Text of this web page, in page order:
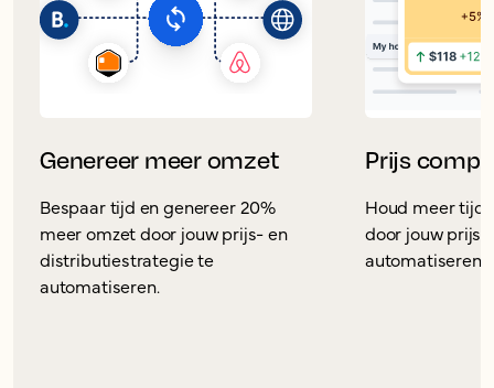
Genereer meer omzet
Bespaar tijd en genereer 20%
meer omzet door jouw prijs- en
distributiestrategie te
automatiseren.
Prijs
Houd meer tijd
door jouw
automatiseren